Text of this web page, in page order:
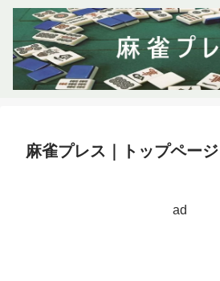
麻雀プレス｜トップページ
ad